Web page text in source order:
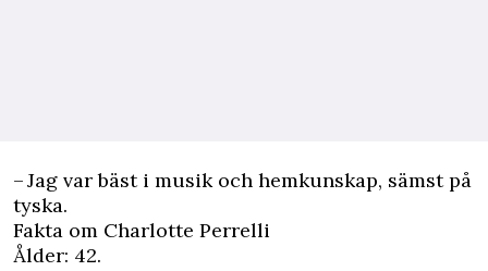
– Jag var bäst i musik och hemkunskap, sämst på
tyska.
Fakta om Charlotte Perrelli
Ålder: 42.